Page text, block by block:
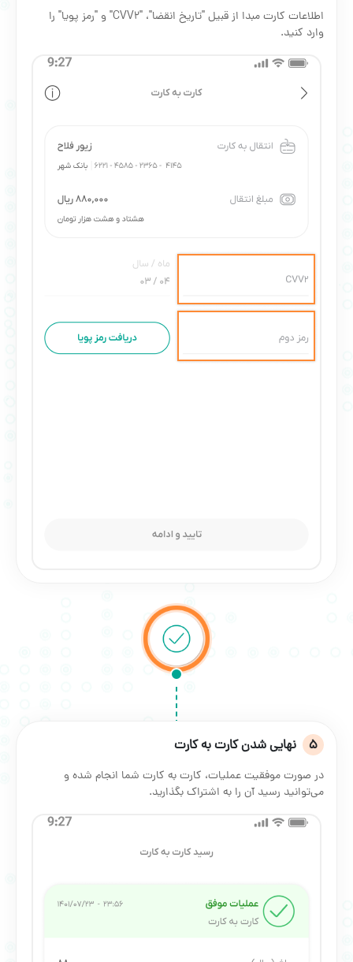
اطلاعات کارت مبدا از قبیل "تاریخ انقضا"، "CVV2" و "رمز پویا" را
وارد کنید.
5 نهایی شدن کارت به کارت
در صورت موفقیت عملیات، کارت به کارت شما انجام شده و
می‌توانید رسید آن را به اشتراک بگذارید.